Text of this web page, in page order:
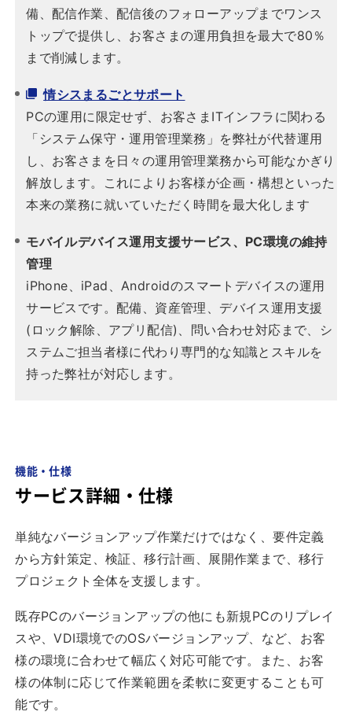
備、配信作業、配信後のフォローアップまでワンス
トップで提供し、お客さまの運用負担を最大で80％
まで削減します。
情シスまるごとサポート
PCの運用に限定せず、お客さまITインフラに関わる
「システム保守・運用管理業務」を弊社が代替運用
し、お客さまを日々の運用管理業務から可能なかぎり
解放します。これによりお客様が企画・構想といった
本来の業務に就いていただく時間を最大化します
モバイルデバイス運用支援サービス、PC環境の維持
管理
iPhone、iPad、Androidのスマートデバイスの運用
サービスです。配備、資産管理、デバイス運用支援
(ロック解除、アプリ配信)、問い合わせ対応まで、シ
ステムご担当者様に代わり専門的な知識とスキルを
持った弊社が対応します。
機能・仕様
サービス詳細・仕様
単純なバージョンアップ作業だけではなく、要件定義
から方針策定、検証、移行計画、展開作業まで、移行
プロジェクト全体を支援します。
既存PCのバージョンアップの他にも新規PCのリプレイ
スや、VDI環境でのOSバージョンアップ、など、お客
様の環境に合わせて幅広く対応可能です。また、お客
様の体制に応じて作業範囲を柔軟に変更することも可
能です。